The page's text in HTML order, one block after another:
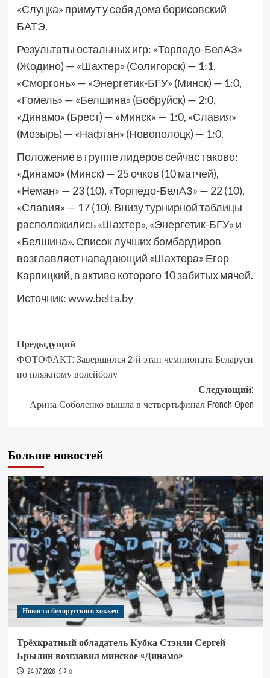
«Слуцка» примут у себя дома борисовский
БАТЭ.
Результаты остальных игр: «Торпедо-БелАЗ»
(Жодино) — «Шахтер» (Солигорск) — 1:1,
«Сморгонь» — «Энергетик-БГУ» (Минск) — 1:0,
«Гомель» — «Белшина» (Бобруйск) — 2:0,
«Динамо» (Брест) — «Минск» — 1:0, «Славия»
(Мозырь) — «Нафтан» (Новополоцк) — 1:0.
Положение в группе лидеров сейчас таково:
«Динамо» (Минск) — 25 очков (10 матчей),
«Неман» — 23 (10), «Торпедо-БелАЗ» — 22 (10),
«Славия» — 17 (10). Внизу турнирной таблицы
расположились «Шахтер», «Энергетик-БГУ» и
«Белшина». Список лучших бомбардиров
возглавляет нападающий «Шахтера» Егор
Карпицкий, в активе которого 10 забитых мячей.
Источник:www.belta.by
Предыдущий
ФОТОФАКТ: Завершился 2-й этап чемпионата Беларуси
по пляжному волейболу
Следующий:
Арина Соболенко вышла в четвертьфинал French Open
Больше новостей
Новости белорусского хоккея
Трёхкратный обладатель Кубка Стэнли Сергей
Брылин возглавил минское «Динамо»
24.07.2026 0